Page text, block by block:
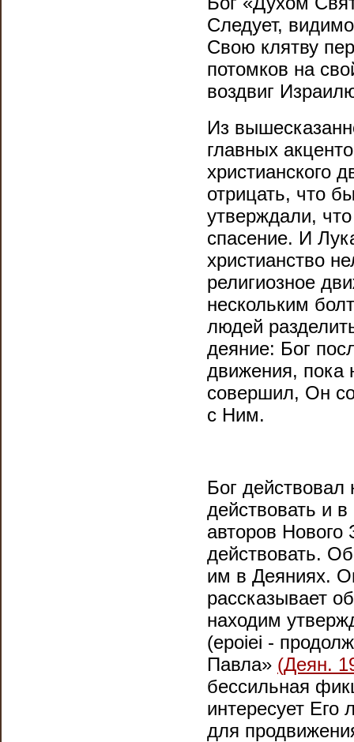
Следует,
Свою клятву
потомков на
воздвиг
Из
главных
христианского
отрицать, что
утверждали,
спасение. И
христианство
религиозное
нескольким
людей
деяние: Бог
движения, пока
совершил, Он
с Ним.
Бог
действовать и
авторов Нового
действовать.
им в Деяниях.
рассказывает
находим
(epoiei -
Павла» (Деян.
бессильная
интересует Его
для